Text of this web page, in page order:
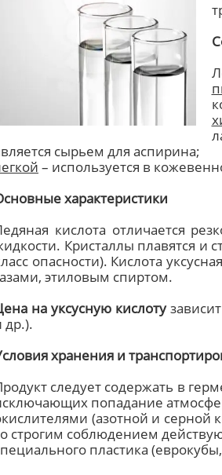
сырьем для аспирина;
– используется в
характеристики
кислота отличается
Кристаллы плавятся и
опасности). Кислота
этиловым спиртом.
на уксусную кислоту
др.).
хранения и
следует содержать в
попадание
(азотной и серной
строгим соблюдением
пластика